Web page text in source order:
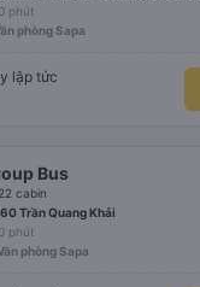
phút
phòng Sapa
lập tức
Bus
cabin
Trần Quang Khải
phút
phòng Sapa